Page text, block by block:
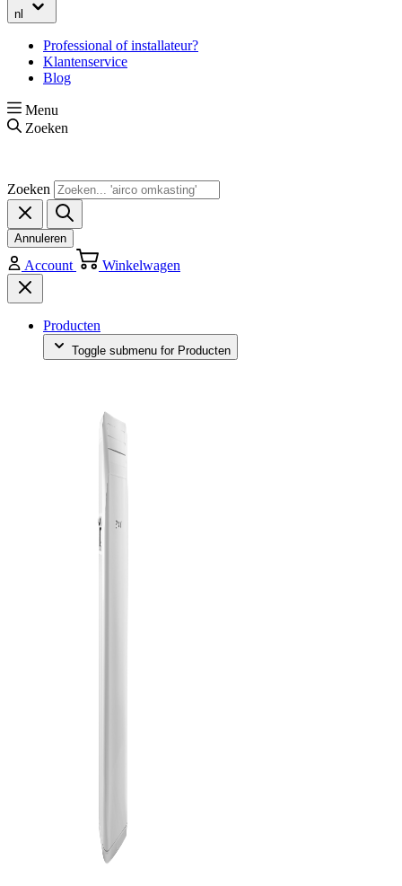
nl
Professional of installateur?
Klantenservice
Blog
Menu
Zoeken
Zoeken
Annuleren
Account Winkelwagen
Producten
Toggle submenu for Producten